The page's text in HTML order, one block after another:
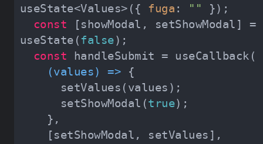
useState<Values>({ fuga : ""
const [showModal, setShowModal] =
useState(false
const
(values) =>
      setShowModal(
true